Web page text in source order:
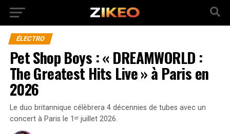
ÉLECTRO
Pet Shop Boys : « DREAMWORLD :
The Greatest Hits Live » à Paris en
2026
Le duo britannique célèbrera 4 décennies de tubes avec un
concert à Paris le 1ᵉʳ juillet 2026.